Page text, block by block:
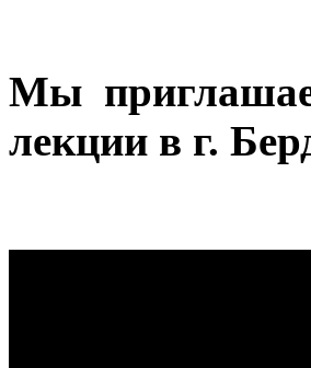
Мы
лекции в г.